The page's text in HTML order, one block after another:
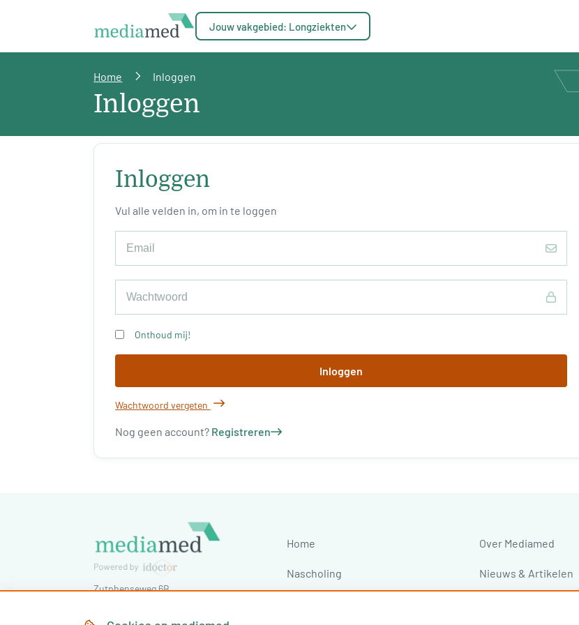
Jouw vakgebied: Longziekten
Home Inloggen
Inloggen
Inloggen
Vul alle velden in, om in te loggen
Onthoud mij!
Inloggen
Wachtwoord vergeten
Nog geen account? Registreren
Zutphenseweg 6B
Tel:030-7603620
Home Over Mediamed
Nascholing Nieuws & Artikelen